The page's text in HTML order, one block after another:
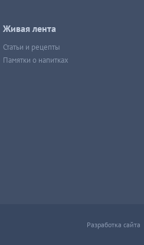
Живая лента
Статьи и рецепты
Памятки о напитках
Разработка сайта